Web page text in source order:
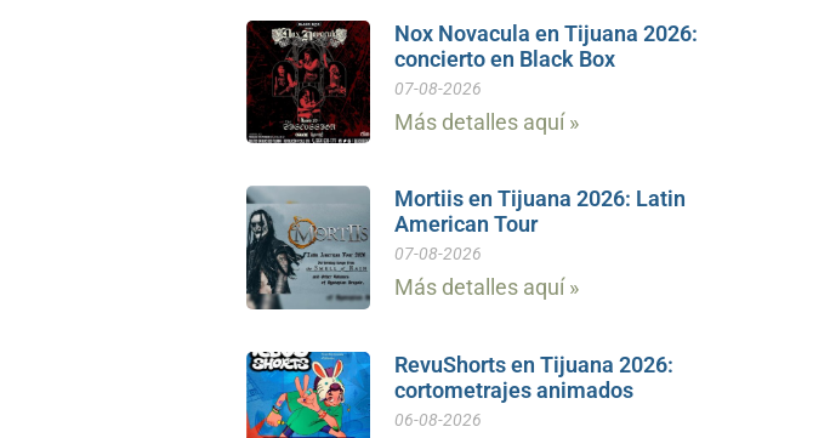
Nox Novacula en Tijuana 2026:
concierto en Black Box
07-08-2026
Más detalles aquí »
Mortiis en Tijuana 2026: Latin
American Tour
07-08-2026
Más detalles aquí »
RevuShorts en Tijuana 2026:
cortometrajes animados
06-08-2026